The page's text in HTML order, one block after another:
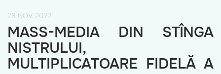
28 NOV. 2022
MASS-MEDIA DIN STÎNGA
NISTRULUI,
MULTIPLICATOARE FIDELĂ A